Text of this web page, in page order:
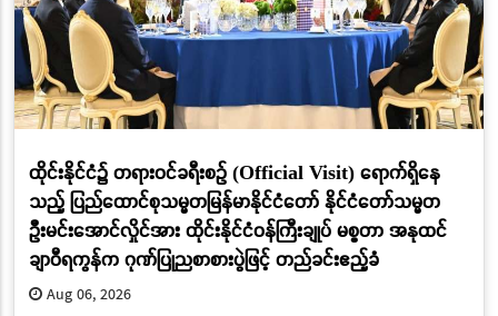
ထိုင်းနိုင်ငံ၌ တရားဝင်ခရီးစဉ် (Official Visit) ရောက်ရှိနေ
သည့် ပြည်ထောင်စုသမ္မတမြန်မာနိုင်ငံတော် နိုင်ငံတော်သမ္မတ
ဦးမင်းအောင်လှိုင်အား ထိုင်းနိုင်ငံဝန်ကြီးချုပ် မစ္စတာ အနုထင်
ချာဝီရကွန်က ဂုဏ်ပြုညစာစားပွဲဖြင့် တည်ခင်းဧည့်ခံ
Aug 06, 2026